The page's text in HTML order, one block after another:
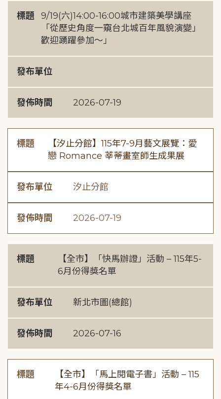
標題 9/19(六)14:00-16:00城市建築美學講座
「從歷史角度一窺台北城百年風貌演變」
歡迎踴躍參加～」
發布單位
發佈時間 2026-07-19
標題
【汐止分館】115年7-9月藝文展覽：愛
戀 Romance 莘蒂畫室師生成果展
發布單位 汐止分館
發佈時間 2026-07-19
標題
【全市】「快馬辦證」活動 – 115年5-
6月份得獎名單
發布單位 新北市圖(總館)
發佈時間 2026-07-16
標題
【全市】「馬上閱電子書」活動 – 115
年4-6月份得獎名單